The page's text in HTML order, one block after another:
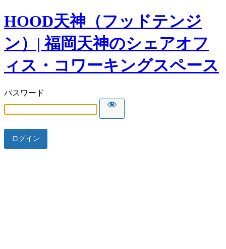
HOOD天神（フッドテンジ
ン）| 福岡天神のシェアオフ
ィス・コワーキングスペース
パスワード